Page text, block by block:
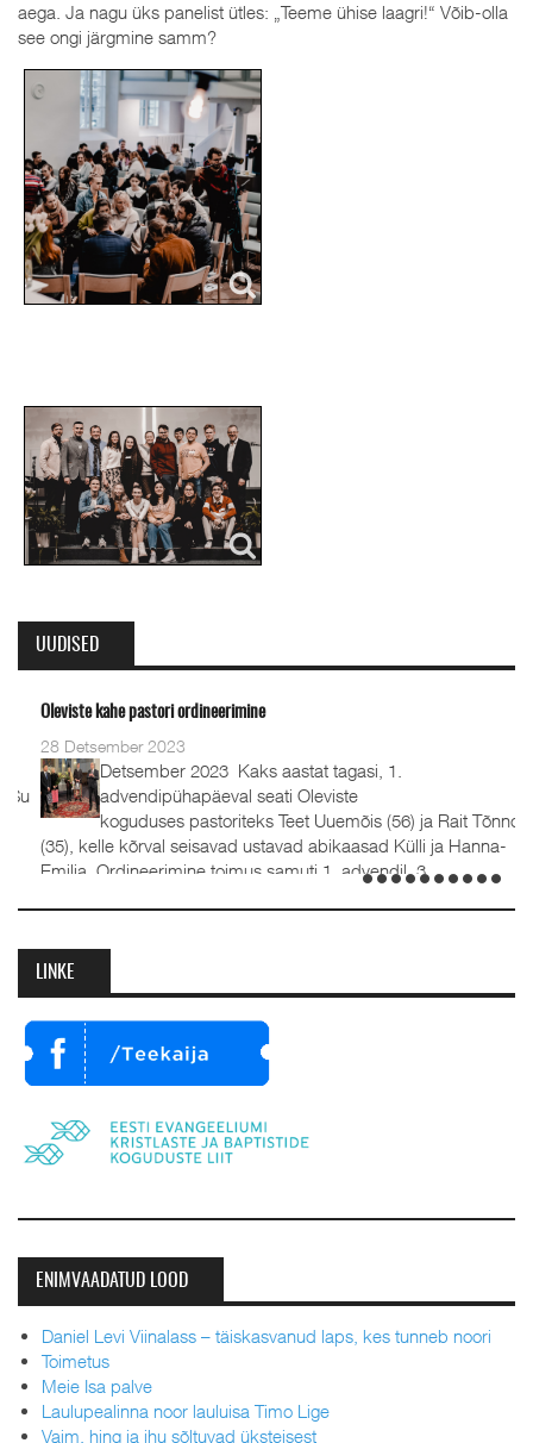
aega. Ja nagu üks panelist ütles: „Teeme ühise laagri!“ Võib-olla
see ongi järgmine samm?
UUDISED
Oleviste kahe pastori ordineerimine
28 Detsember 2023
Detsember 2023 Kaks aastat tagasi, 1.
advendipühapäeval seati Oleviste
koguduses pastoriteks Teet Uuemõis (56) ja Rait Tõnnori
(35), kelle kõrval seisavad ustavad abikaasad Külli ja Hanna-
Emilia. Ordineerimine toimus samuti 1. advendil, 3.
LINKE
ENIMVAADATUD LOOD
Daniel Levi Viinalass – täiskasvanud laps, kes tunneb noori
Toimetus